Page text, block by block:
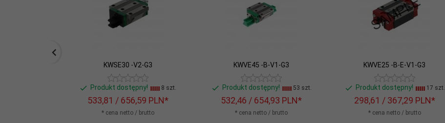
KWSE30 -V2-G3
Produkt dostępny! 8 szt.
533,81 / 656,59 PLN*
* cena netto / brutto
KWVE45 -B-V1-G3
Produkt dostępny! 53 szt.
532,46 / 654,93 PLN*
* cena netto / brutto
KWVE25 -B-E-V1-G3
Produkt dostępny! 17 szt.
298,61 / 367,29 PLN*
* cena netto / brutto